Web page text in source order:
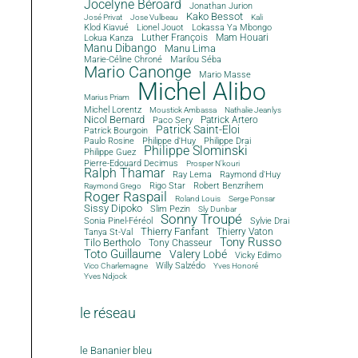
Jocelyne Béroard Jonathan Jurion
José Privat Jose Vulbeau Kako Bessot Kali
Klod Kiavué Lionel Jouot
Lokassa Ya Mbongo
Lokua Kanza
Luther François Mam Houari
Manu Dibango Manu Lima
Marie-Céline Chroné Marilou Séba
Mario Canonge Mario Masse
Marius Priam Michel Alibo
Michel Lorentz Moustick Ambassa Nathalie Jeanlys
Nicol Bernard Paco Sery
Patrick Artero
Patrick Bourgoin
Patrick Saint-Eloi
Paulo Rosine Philippe d'Huy
Philippe Drai
Philippe Guez
Philippe Slominski
Pierre-Edouard Decimus Prosper N'kouri
Ralph Thamar Ray Lema Raymond d'Huy
Raymond Grego Rigo Star Robert Benzrihem
Roger Raspail Roland Louis Serge Ponsar
Sissy Dipoko Slim Pezin Sly Dunbar
Sonia Pinel-Féréol Sonny Troupé Sylvie Drai
Tanya St-Val Thierry Fanfant Thierry Vaton
Tilo Bertholo Tony Chasseur
Tony Russo
Toto Guillaume
Valery Lobé Vicky Edimo
Vico Charlemagne Willy Salzédo
Yves Honoré
Yves Ndjock
le réseau
le Bananier bleu